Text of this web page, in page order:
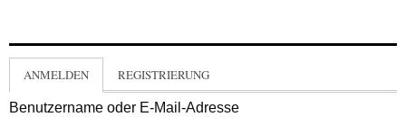
ANMELDEN REGISTRIERUNG
Benutzername oder E-Mail-Adresse